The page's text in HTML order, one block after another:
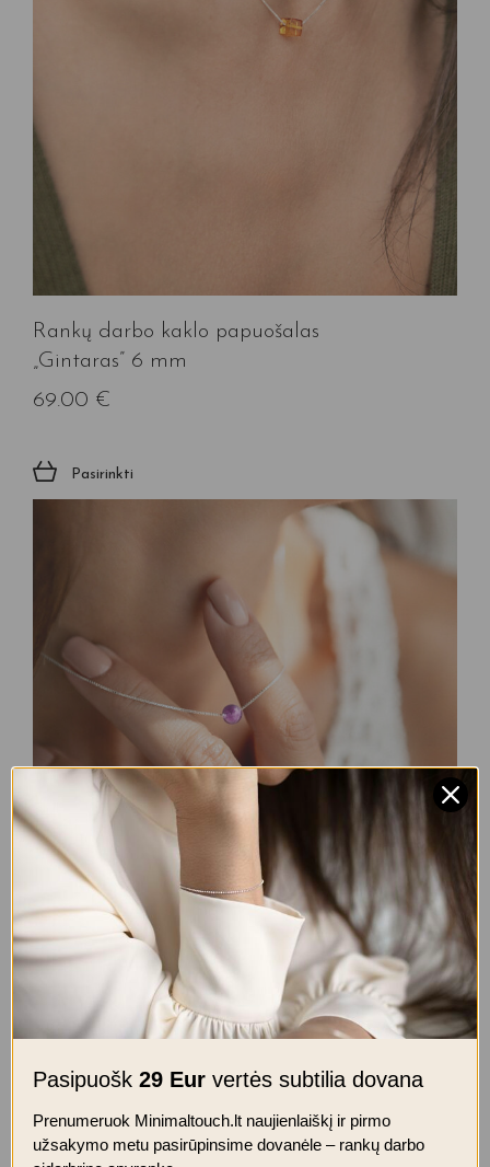
Rankų darbo kaklo papuošalas
„Gintaras” 6 mm
69.00 €
Pasirinkti
Rankų darbo kaklo papuošalas
„Ametistas” 6 mm
Pasirinkti
Jūsų el. paštas
Pasipuošk 29 Eur vertės subtilia dovana
Prenumeruok Minimaltouch.lt naujienlaiškį ir pirmo
užsakymo metu pasirūpinsime dovanėle – rankų darbo